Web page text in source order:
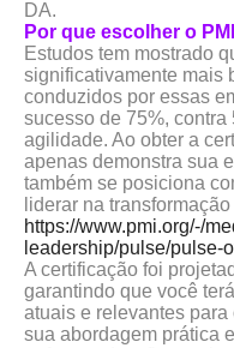
DA.
Por que escolher o
Estudos tem mostrado
significativamente mais
conduzidos por essas
sucesso de 75%,
agilidade. Ao obter a
apenas demonstra sua
também se posiciona
liderar na
https://www.pmi.org/-/
leadership/pulse/pulse-
A certificação foi
garantindo que você
atuais e relevantes
sua abordagem prática